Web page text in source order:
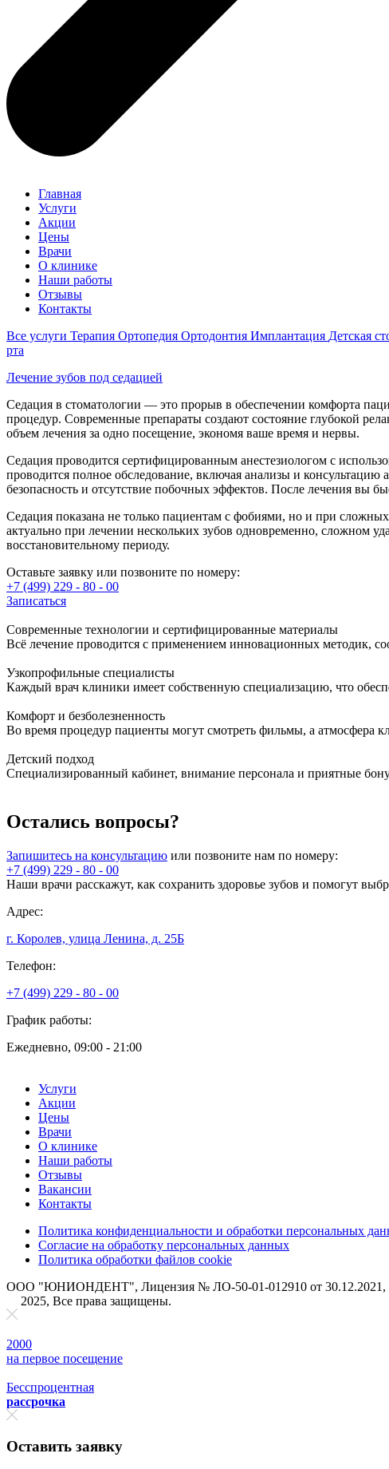
Главная
Услуги
Акции
Цены
Врачи
О клинике
Наши работы
Отзывы
Контакты
Все услуги Терапия Ортопедия Ортодонтия Имплантация Детская
рта
Лечение зубов под седацией
Седация в стоматологии — это прорыв в обеспечении комфорта
процедур. Современные препараты создают состояние глубокой
объем лечения за одно посещение, экономя ваше время и нервы.
Седация проводится сертифицированным анестезиологом с
проводится полное обследование, включая анализы и
безопасность и отсутствие побочных эффектов. После лечения вы
Седация показана не только пациентам с фобиями, но и при
актуально при лечении нескольких зубов одновременно, сложном
восстановительному периоду.
Оставьте заявку или позвоните по номеру:
+7 (499) 229 - 80 - 00
Записаться
Современные технологии и сертифицированные материалы
Всё лечение проводится с применением инновационных методик,
Узкопрофильные специалисты
Каждый врач клиники имеет собственную специализацию, что
Комфорт и безболезненность
Во время процедур пациенты могут смотреть фильмы, а атмосфера
Детский подход
Специализированный кабинет, внимание персонала и приятные
Остались вопросы?
Запишитесь на консультацию или позвоните нам по номеру:
+7 (499) 229 - 80 - 00
Наши врачи расскажут, как сохранить здоровье зубов и помогут
Адрес:
г. Королев, улица Ленина, д. 25Б
Телефон:
+7 (499) 229 - 80 - 00
График работы:
Ежедневно, 09:00 - 21:00
Услуги
Акции
Цены
Врачи
О клинике
Наши работы
Отзывы
Вакансии
Контакты
Политика конфиденциальности и обработки персональных
Согласие на обработку персональных данных
Политика обработки файлов cookie
ООО "ЮНИОНДЕНТ", Лицензия № ЛО-50-01-012910 от 30.12.2021,
2025, Все права защищены.
2000
на первое поcещение
Бесспроцентная
рассрочка
Оставить заявку